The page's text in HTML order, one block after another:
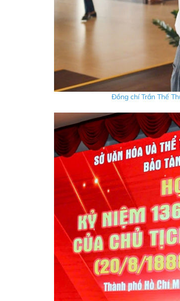
Đồng chí Trần Thế